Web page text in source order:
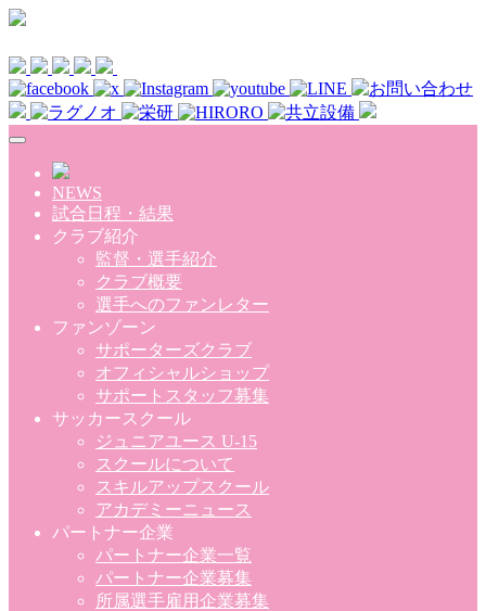
Skip to main content
NEWS
試合日程・結果
クラブ紹介
監督・選手紹介
クラブ概要
選手へのファンレター
ファンゾーン
サポーターズクラブ
オフィシャルショップ
サポートスタッフ募集
サッカースクール
ジュニアユース U-15
スクールについて
スキルアップスクール
アカデミーニュース
パートナー企業
パートナー企業一覧
パートナー企業募集
所属選手雇用企業募集